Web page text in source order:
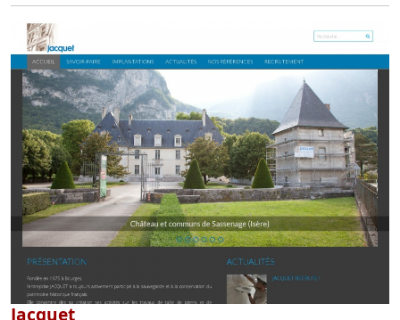
Jacquet